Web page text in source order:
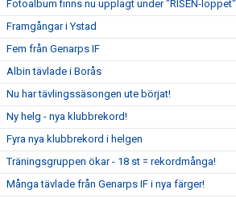
Fotoalbum finns nu upplagt under "RISEN-loppet"
Framgångar i Ystad
Fem från Genarps IF
Albin tävlade i Borås
Nu har tävlingssäsongen ute börjat!
Ny helg - nya klubbrekord!
Fyra nya klubbrekord i helgen
Träningsgruppen ökar - 18 st = rekordmånga!
Många tävlade från Genarps IF i nya färger!